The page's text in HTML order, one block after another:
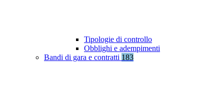
Tipologie di controllo
Obblighi e adempimenti
Bandi di gara e contratti 183